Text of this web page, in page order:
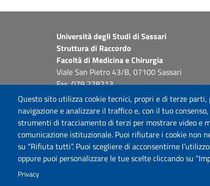
Questo sito utilizza cookie tecnici, propri e di terze
navigazione e analizzare il traffico e, con il tuo
strumenti di tracciamento di terzi per mostrare video e
comunicazione istituzionale. Puoi rifiutare i cookie non
su “Rifiuta tutti”. Puoi scegliere di acconsentirne
oppure puoi personalizzare le tue scelte cliccando su
Privacy
Università degli Studi di Sassari
Struttura di Raccordo
Facoltà di Medicina e Chirurgia
Viale San Pietro 43/B, 07100 Sassari
Fax 079 228213
PEC: fac.medicina.chirurgia@pec.uniss.it
www.uniss.it